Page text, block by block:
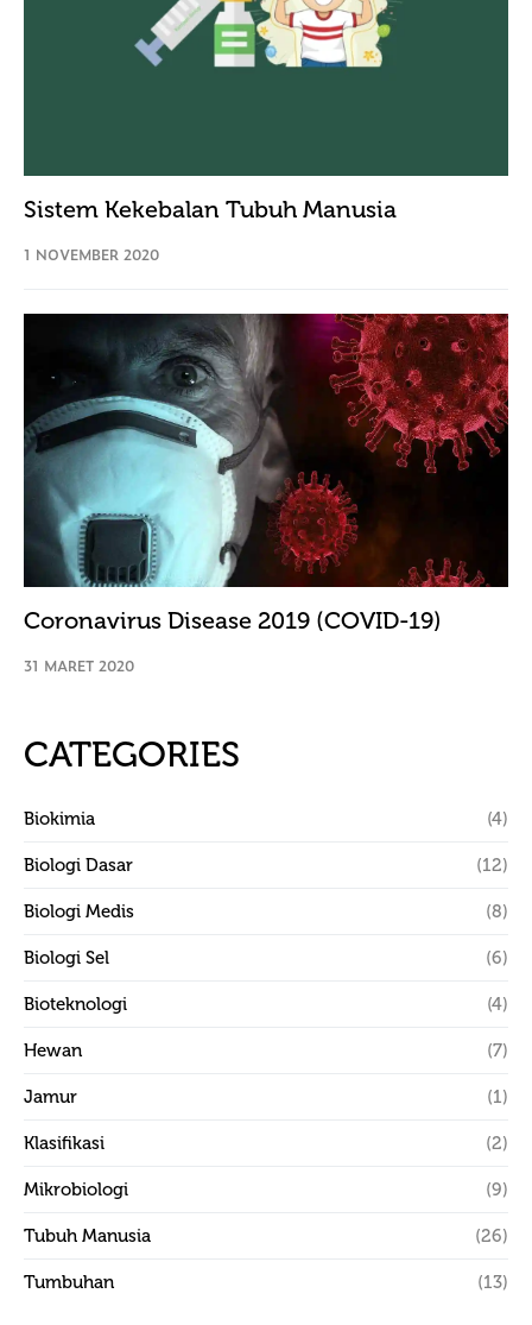
Sistem Kekebalan Tubuh Manusia
1 NOVEMBER 2020
Coronavirus Disease 2019 (COVID-19)
31 MARET 2020
CATEGORIES
Biokimia (4)
Biologi Dasar (12)
Biologi Medis (8)
Biologi Sel (6)
Bioteknologi (4)
Hewan (7)
Jamur (1)
Klasifikasi (2)
Mikrobiologi (9)
Tubuh Manusia (26)
Tumbuhan (13)